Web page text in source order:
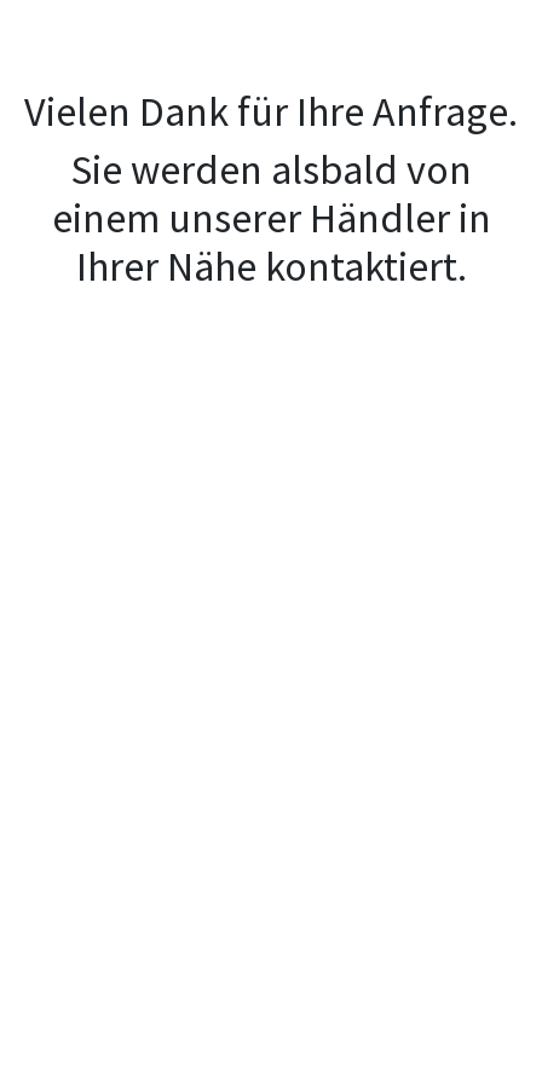
Vielen Dank für Ihre Anfrage.
Sie werden alsbald von
einem unserer Händler in
Ihrer Nähe kontaktiert.